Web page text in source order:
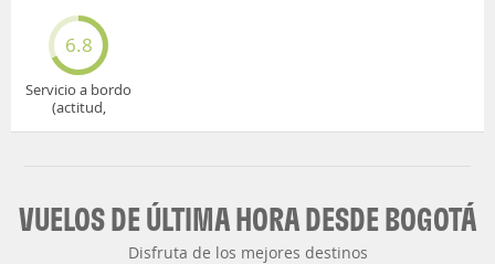
6.8
Servicio a bordo
(actitud,
VUELOS DE ÚLTIMA HORA DESDE BOGOTÁ
Disfruta de los mejores destinos